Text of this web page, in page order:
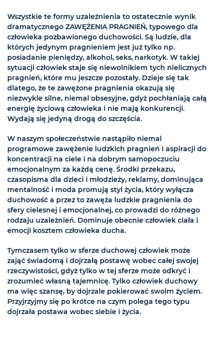
Wszystkie te formy uzależnienia to ostatecznie wynik
dramatycznego ZAWĘŻENIA PRAGNIEŃ, typowego dla
człowieka pozbawionego duchowości. Są ludzie, dla
których jedynym pragnieniem jest już tylko np.
posiadanie pieniędzy, alkohol, seks, narkotyk. W takiej
sytuacji człowiek staje się niewolnikiem tych nielicznych
pragnień, które mu jeszcze pozostały. Dzieje się tak
dlatego, że te zawężone pragnienia okazują się
niezwykle silne, niemal obsesyjne, gdyż pochłaniają całą
energię życiową człowieka i nie mają konkurencji.
Wydają się jedyną drogą do szczęścia.
W naszym społeczeństwie nastąpiło niemal
programowe zawężenie ludzkich pragnień i aspiracji do
koncentracji na ciele i na dobrym samopoczuciu
emocjonalnym za każdą cenę. Środki przekazu,
czasopisma dla dzieci i młodzieży, reklamy, dominująca
mentalność i moda promują styl życia, który wyłącza
duchowość a przez to zawęża ludzkie pragnienia do
sfery cielesnej i emocjonalnej, co prowadzi do różnego
rodzaju uzależnień. Dominuje obecnie człowiek ciała i
emocji kosztem człowieka ducha.
Tymczasem tylko w sferze duchowej człowiek może
zająć świadomą i dojrzałą postawę wobec całej swojej
rzeczywistości, gdyż tylko w tej sferze może odkryć i
zrozumieć własną tajemnicę. Tylko człowiek duchowy
ma więc szansę, by dojrzale pokierować swoim życiem.
Przyjrzyjmy się po krótce na czym polega tego typu
dojrzała postawa wobec siebie i życia.